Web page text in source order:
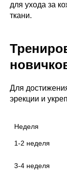
для ухода за
ткани.
Для
эрекции и
Неделя
1-2 неделя
3-4 неделя